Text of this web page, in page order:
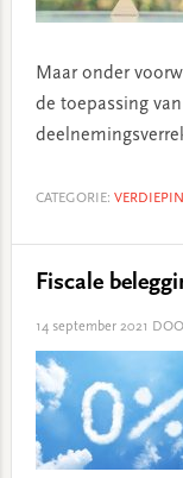
Maar onder
de toepassing
CATEGORIE:
Fiscale
14 september 2021